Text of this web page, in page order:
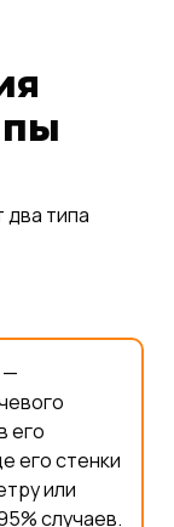
типа
—
его
его стенки
или
случаев.